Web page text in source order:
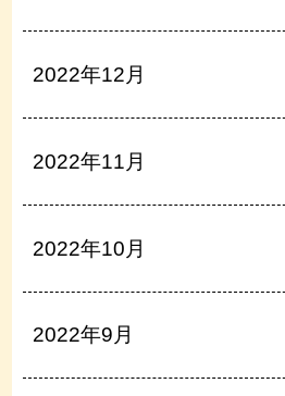
2022年12月
2022年11月
2022年10月
2022年9月